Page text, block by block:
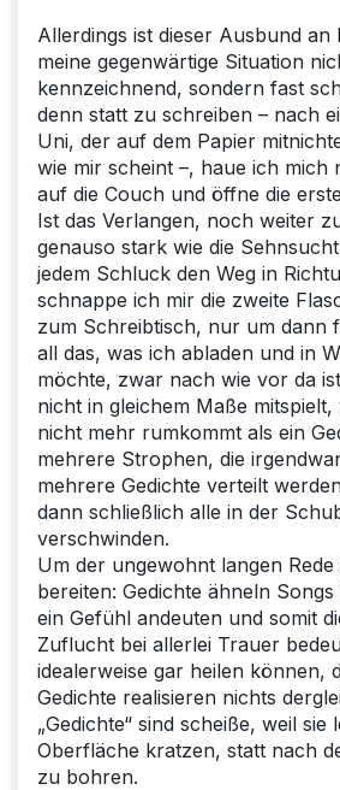
Allerdings ist dieser Ausbund
meine gegenwärtige Situation
kennzeichnend, sondern fast
denn statt zu schreiben – nach
Uni, der auf dem Papier
wie mir scheint –, haue ich mich
auf die Couch und öffne die
Ist das Verlangen, noch weiter
genauso stark wie die
jedem Schluck den Weg in
schnappe ich mir die zweite
zum Schreibtisch, nur um dann
all das, was ich abladen und in
möchte, zwar nach wie vor da
nicht in gleichem Maße mitspielt,
nicht mehr rumkommt als ein
mehrere Strophen, die
mehrere Gedichte verteilt
dann schließlich alle in der
verschwinden.
Um der ungewohnt langen Rede
bereiten: Gedichte ähneln
ein Gefühl andeuten und somit
Zuflucht bei allerlei Trauer
idealerweise gar heilen können,
Gedichte realisieren nichts
„Gedichte“ sind scheiße, weil sie
Oberfläche kratzen, statt nach
zu bohren.